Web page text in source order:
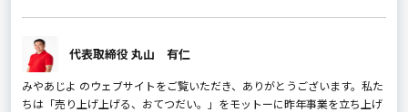
代表取締役 丸山 有仁
みやあじよ のウェブサイトをご覧いただき、ありがとうございます。私た
ちは「売り上げ上げる、おてつだい。」をモットーに昨年事業を立ち上げ